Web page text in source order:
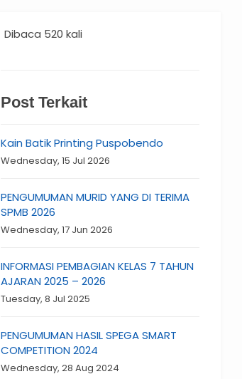
Dibaca 520 kali
Post Terkait
Kain Batik Printing Puspobendo
Wednesday, 15 Jul 2026
PENGUMUMAN MURID YANG DI TERIMA
SPMB 2026
Wednesday, 17 Jun 2026
INFORMASI PEMBAGIAN KELAS 7 TAHUN
AJARAN 2025 – 2026
Tuesday, 8 Jul 2025
PENGUMUMAN HASIL SPEGA SMART
COMPETITION 2024
Wednesday, 28 Aug 2024